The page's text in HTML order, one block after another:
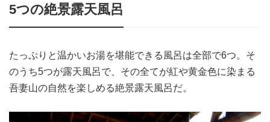
5つの絶景露天風呂
たっぷりと温かいお湯を堪能できる風呂は全部で6つ。そ
のうち5つが露天風呂で、その全てが紅や黄金色に染まる
吾妻山の自然を楽しめる絶景露天風呂だ。